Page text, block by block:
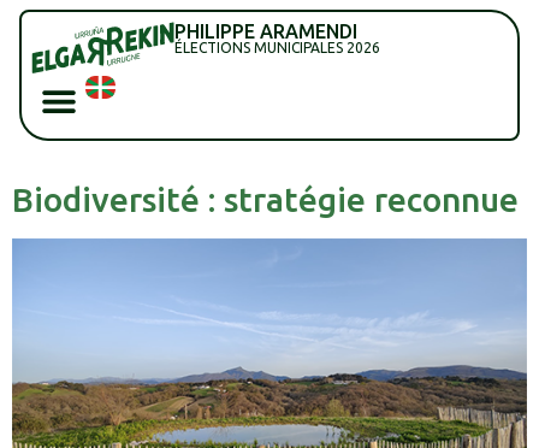
PHILIPPE ARAMENDI
ÉLECTIONS MUNICIPALES 2026
Biodiversité : stratégie reconnue